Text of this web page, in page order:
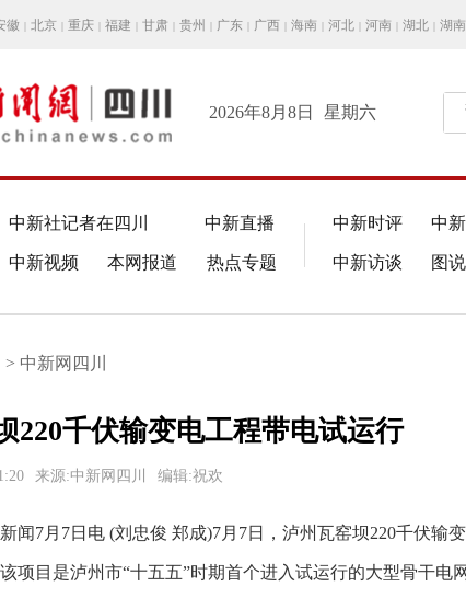
徽 | 北京 | 重庆 | 福建 | 甘肃 | 贵州 | 广东 | 广西 | 海南 | 河北 | 河南 | 湖北 | 湖南
2026年8月8日 星期六
中新社记者在四川 中新直播
中新视频 本网报道 热点专题
中新时评 中
中新访谈 图说
中新网四川
220千伏输变电工程带电试运行
来源:中新网四川 编辑:祝欢
7月7日电 (刘忠俊 郑成)7月7日，泸州瓦窑坝220千伏输
项目是泸州市“十五五”时期首个进入试运行的大型骨干电